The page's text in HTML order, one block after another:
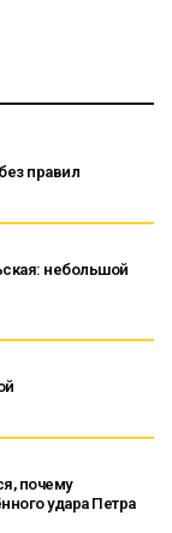
правил
небольшой
почему
удара Петра